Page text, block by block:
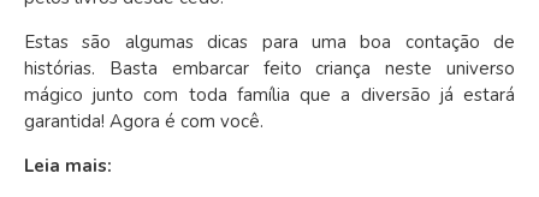
Estas são algumas dicas para uma boa contação de
histórias. Basta embarcar feito criança neste universo
mágico junto com toda família que a diversão já estará
garantida! Agora é com você.
Leia mais: